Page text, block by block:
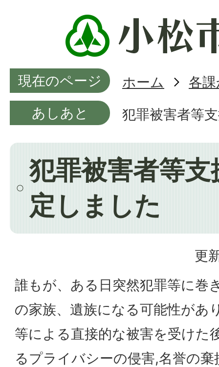
現在のページ ホーム
各
あしあと
犯罪被害者等
犯罪被害者等
定しました
更
誰もが、ある日突然犯罪等に巻
の家族、遺族になる可能性があ
等による直接的な被害を受けた
るプライバシーの侵害,名誉の